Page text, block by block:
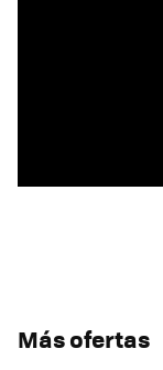
Más ofertas